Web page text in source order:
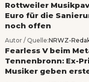
Rottweiler
Euro für die
noch offen
Autor / Quelle:NRWZ-
Fearless V beim
Tennenbronn: Ex-
Musiker geben